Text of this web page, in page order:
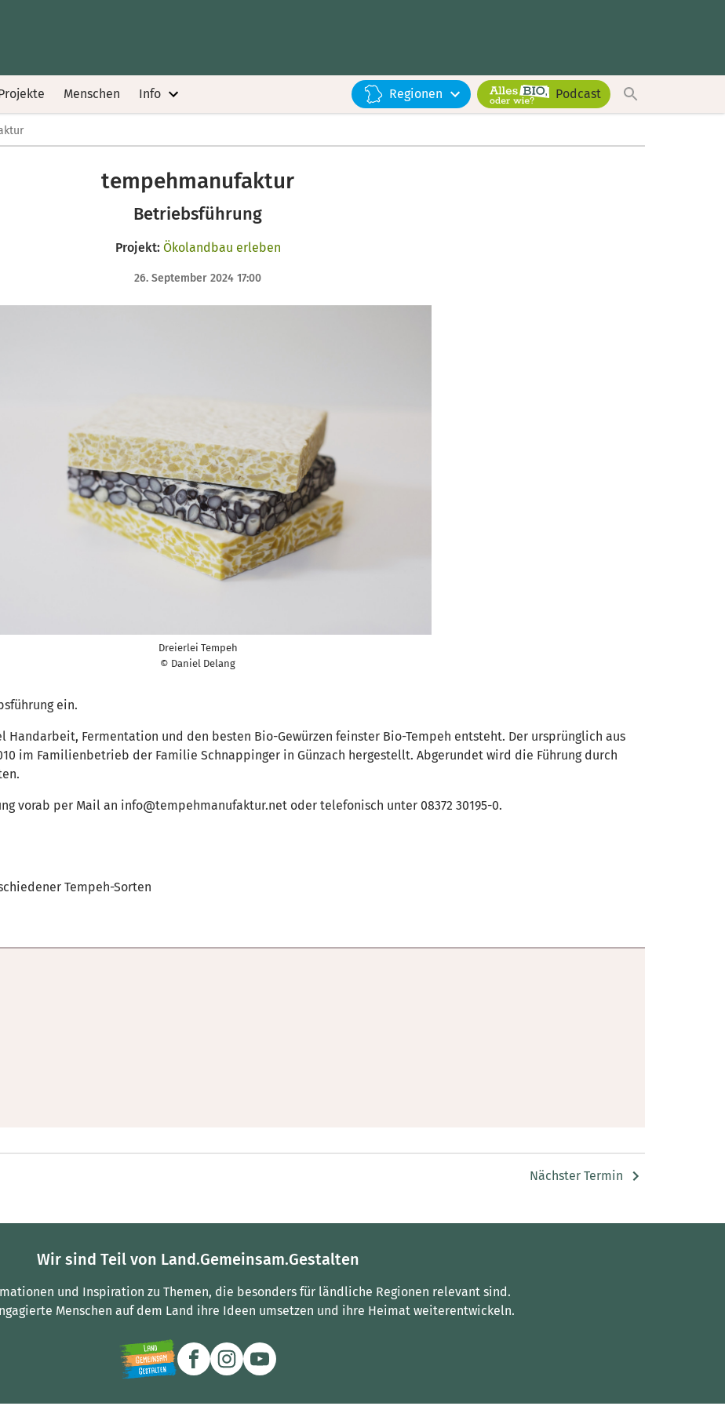
Menschen Info Regionen Podcast
tempehmanufaktur
Betriebsführung
Projekt: Ökolandbau erleben
26. September 2024 17:00
Dreierlei Tempeh
© Daniel Delang
ein.
Handarbeit, Fermentation und den besten Bio-Gewürzen feinster Bio-Tempeh entsteht. Der ursprünglich aus
im Familienbetrieb der Familie Schnappinger in Günzach hergestellt. Abgerundet wird die Führung durch
vorab per Mail an info@tempehmanufaktur.net oder telefonisch unter 08372 30195-0.
Tempeh-Sorten
Nächster Termin
Wir sind Teil von Land.Gemeinsam.Gestalten
und Inspiration zu Themen, die besonders für ländliche Regionen relevant sind.
Menschen auf dem Land ihre Ideen umsetzen und ihre Heimat weiterentwickeln.